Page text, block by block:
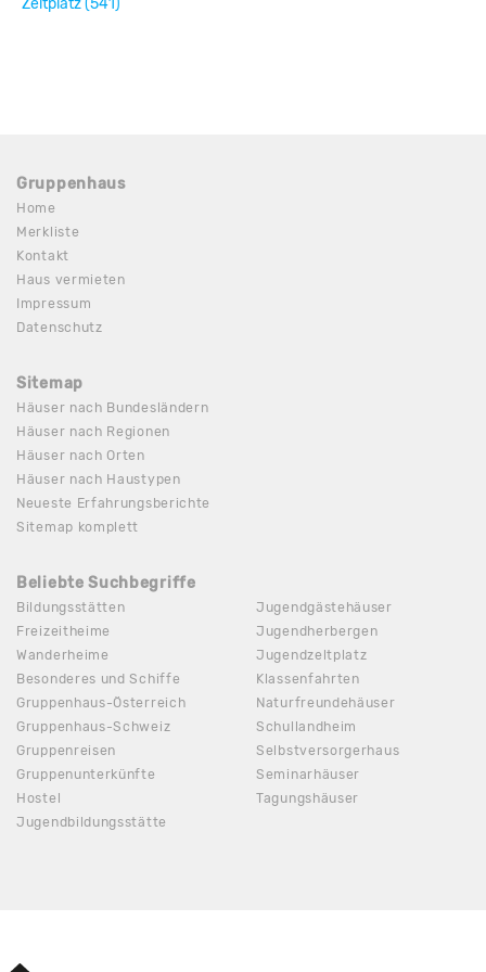
Gruppenhaus
Home
Merkliste
Kontakt
Haus vermieten
Impressum
Datenschutz
Sitemap
Häuser nach Bundesländern
Häuser nach Regionen
Häuser nach Orten
Häuser nach Haustypen
Neueste Erfahrungsberichte
Sitemap komplett
Beliebte Suchbegriffe
Bildungsstätten
Freizeitheime
Wanderheime
Besonderes und Schiffe
Gruppenhaus-Österreich
Gruppenhaus-Schweiz
Gruppenreisen
Gruppenunterkünfte
Hostel
Jugendbildungsstätte
Jugendgästehäuser
Jugendherbergen
Jugendzeltplatz
Klassenfahrten
Naturfreundehäuser
Schullandheim
Selbstversorgerhaus
Seminarhäuser
Tagungshäuser